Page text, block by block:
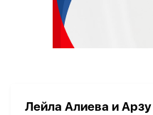
Лейла Алиева и